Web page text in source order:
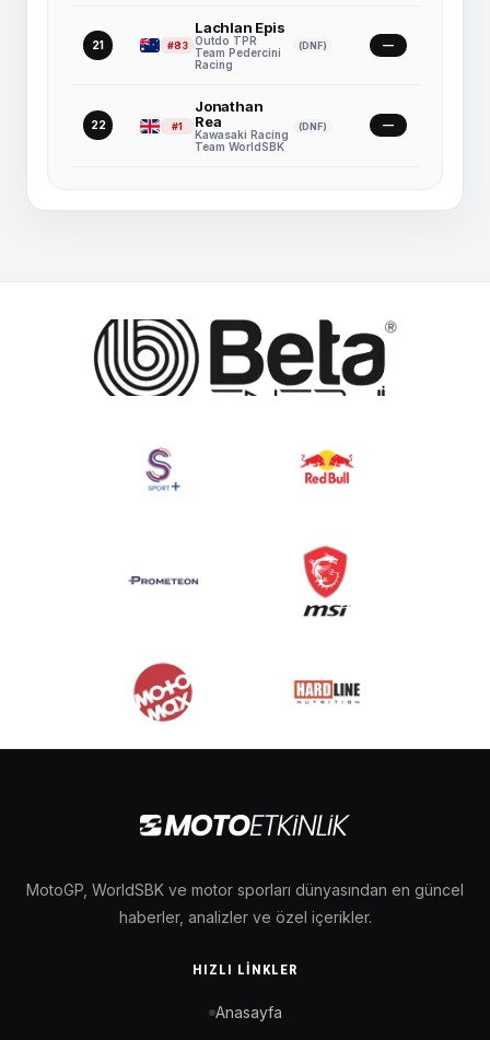
21 #83
Lachlan Epis
Outdo TPR
Team Pedercini
Racing
(DNF) —
22 #1
Jonathan
Rea
Kawasaki Racing
Team WorldSBK
(DNF) —
MotoGP, WorldSBK ve motor sporları dünyasından en güncel
haberler, analizler ve özel içerikler.
HIZLI LINKLER
Anasayfa